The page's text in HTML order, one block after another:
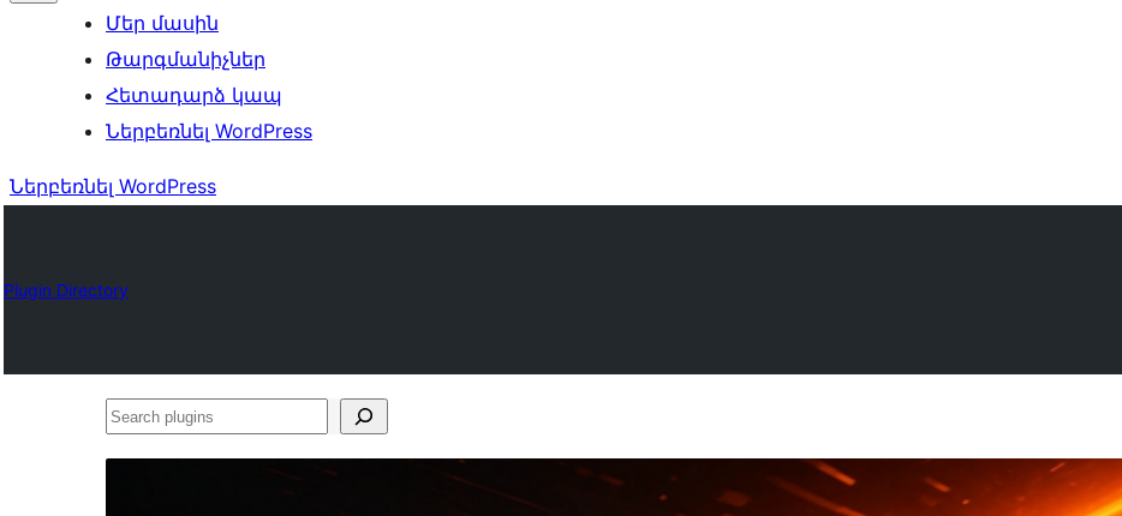
Մեր մասին
Թարգմանիչներ
Հետադարձ կապ
Ներբեռնել WordPress
Ներբեռնել WordPress
Plugin Directory
Search